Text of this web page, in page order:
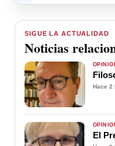
SIGUE LA ACTUALIDAD
Noticias
Hace 2
El